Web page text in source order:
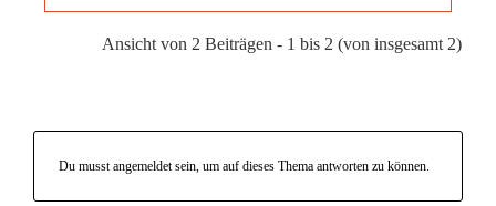
Ansicht von 2 Beiträgen - 1 bis 2 (von insgesamt 2)
Du musst angemeldet sein, um auf dieses Thema antworten zu können.